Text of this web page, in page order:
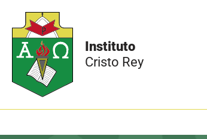
Instituto
Cristo Rey